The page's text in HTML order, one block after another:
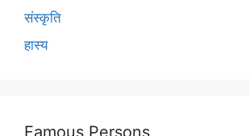
संस्कृति
हास्य
Famous Persons